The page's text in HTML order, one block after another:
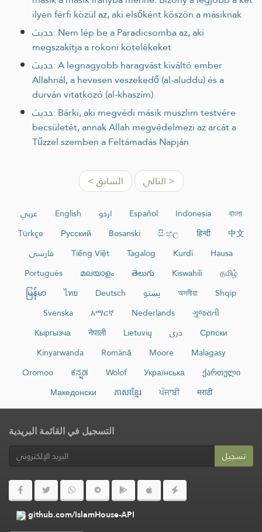
ilyen férfi közül az, aki elsőként köszön a másiknak
حديث: Nem lép be a Paradicsomba az, aki
megszakítja a rokoni kötelékeket
حديث: A legnagyobb haragvást kiváltó ember
Allahnál, a hevesen veszekedő (al-aluddu) és a
durván vitatkozó (al-khaszím)
حديث: Bárki, aki megvédi másik muszlim testvére
becsületét, annak Allah megvédelmezi az arcát a
Tűzzel szemben a Feltámadás Napján
< السابق التالي >
عربي English اردو Español Indonesia
বাংলা
Türkçe
Русский Bosanski සිංහල हिन्दी
中文
فارسی
Tiếng Việt Tagalog Kurdî
Hausa
Português
മലയാളം తెలుగు Kiswahili
தமிழ்
မြန်မာ
ไทย Deutsch پښتو অসমীয়া
Shqip
Svenska
አማርኛ Nederlands
ગુજરાતી
Кыргызча
नेपाली Lietuvių دری
Српски
Kinyarwanda
Română Moore
Malagasy
Oromoo
ಕನ್ನಡ Wolof Українська
ქართული
Македонски
ភាសាខ្មែរ ਪੰਜਾਬੀ मराठी
التسجيل في القائمة البريدية
تسجيل
github.com/IslamHouse-API